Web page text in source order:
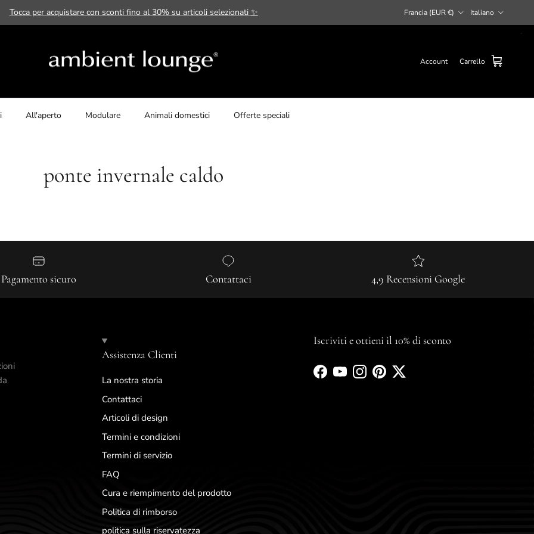
Tocca per acquistare con sconti fino al 30% su articoli selezionati ✨ Francia (EUR €) Italiano
Account Carrello
All'aperto Modulare Animali domestici Offerte speciali
ponte invernale caldo
Pagamento sicuro Contattaci 4,9 Recensioni Google
Assistenza Clienti
La nostra storia
Contattaci
Articoli di design
Termini e condizioni
Termini di servizio
FAQ
Cura e riempimento del prodotto
Politica di rimborso
politica sulla riservatezza
Iscriviti e ottieni il 10% di sconto
Facebook
YouTubeInstagram
PinterestTwitter